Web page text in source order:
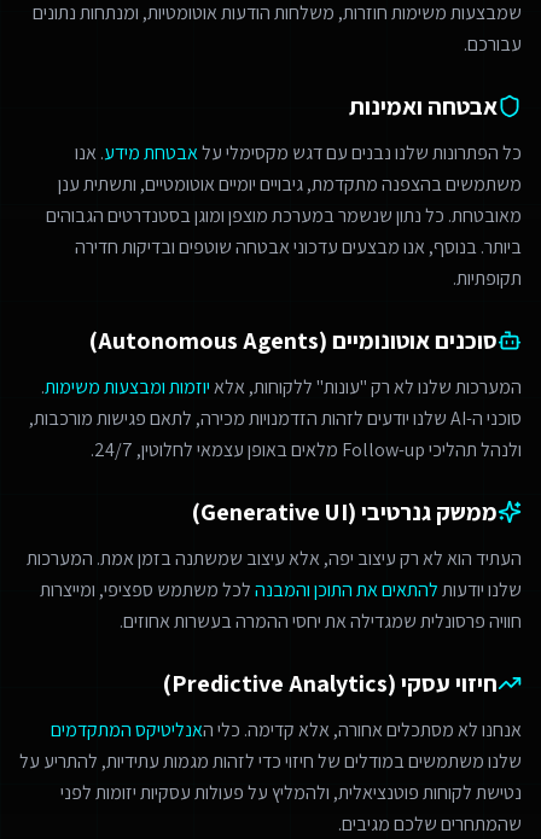
שמבצעות משימות חוזרות, משלחות הודעות אוטומטיות, ומנתחות נתונים
עבורכם.
אבטחה ואמינות
כל הפתרונות שלנו נבנים עם דגש מקסימלי עלאבטחת מידע. אנו
משתמשים בהצפנה מתקדמת, גיבויים יומיים אוטומטיים, ותשתית ענן
מאובטחת. כל נתון שנשמר במערכת מוצפן ומוגן בסטנדרטים הגבוהים
ביותר. בנוסף, אנו מבצעים עדכוני אבטחה שוטפים ובדיקות חדירה
תקופתיות.
סוכנים אוטונומיים (Autonomous Agents)
המערכות שלנו לא רק "עונות" ללקוחות, אלאיוזמות ומבצעות משימות.
סוכני ה-AI שלנו יודעים לזהות הזדמנויות מכירה, לתאם פגישות מורכבות,
ולנהל תהליכי Follow-up מלאים באופן עצמאי לחלוטין, 24/7.
ממשק גנרטיבי (Generative UI)
העתיד הוא לא רק עיצוב יפה, אלא עיצוב שמשתנה בזמן אמת. המערכות
שלנו יודעותלהתאים את התוכן והמבנהלכל משתמש ספציפי, ומייצרות
חוויה פרסונלית שמגדילה את יחסי ההמרה בעשרות אחוזים.
חיזוי עסקי (Predictive Analytics)
אנחנו לא מסתכלים אחורה, אלא קדימה. כלי האנליטיקס המתקדמים
שלנו משתמשים במודלים של חיזוי כדי לזהות מגמות עתידיות, להתריע על
נטישת לקוחות פוטנציאלית, ולהמליץ על פעולות עסקיות יזומות לפני
שהמתחרים שלכם מגיבים.